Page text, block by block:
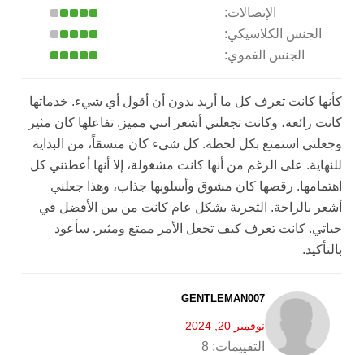
الإتصالات:
الجنس الكلاسيكي:
الجنس الفموي:
كأنها كانت تعرف كل ما أريد بدون أن أقول أي شيء. خدماتها
كانت رائعة، وكانت تجعلني أشعر انني مميز. تفاعلها كان مثير
وجعلني استمتع بكل لحظة. كل شيء كان متسقاً، من البداية
للنهاية. على الرغم من أنها كانت مشغولة، إلا أنها أعطتني كل
اهتمامها. رقصها كان مشوق وأسلوبها جذاب، وهذا جعلني
أشعر بالراحة. التجربة بشكل عام كانت من بين الأفضل في
حياتي. كانت تعرف كيف تجعل الأمر ممتع ومثير. سأعود
بالتأكيد.
GENTLEMAN007
نوفمبر 20, 2024
التقييمات: 8